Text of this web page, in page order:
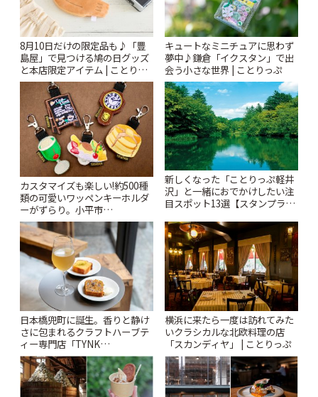
8月10日だけの限定品も♪「豊
島屋」で見つける鳩の日グッズ
と本店限定アイテム | ことりっ
ぷ
キュートなミニチュアに思わず
夢中♪鎌倉「イクスタン」で出
会う小さな世界 | ことりっぷ
カスタマイズも楽しい!約500種
類の可愛いワッペンキーホルダ
ーがずらり。小平市
「Kimamaya T&K」 | ことりっ
ぷ
新しくなった「ことりっぷ軽井
沢」と一緒におでかけしたい注
目スポット13選【スタンプラリ
日本橋兜町に誕生。香りと静け
さに包まれるクラフトハーブテ
ィー専門店「TYNK
Kabutocho」 | ことりっぷ
横浜に来たら一度は訪れてみた
いクラシカルな北欧料理の店
「スカンディヤ」 | ことりっぷ